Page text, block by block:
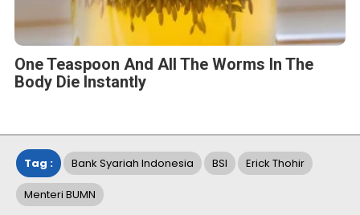
One Teaspoon And All The Worms In The
Body Die Instantly
Tag : Bank Syariah Indonesia BSI Erick Thohir
Menteri BUMN